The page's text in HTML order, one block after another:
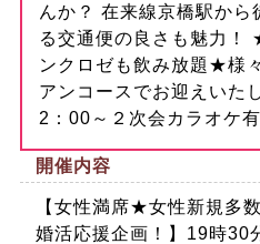
んか？ 在来線京橋駅から
る交通便の良さも魅力！
ンクロゼも飲み放題★様
アンコースでお迎えいた
2：00～２次会カラオケ有
開催内容
【女性満席★女性新規多
婚活応援企画！】19時30